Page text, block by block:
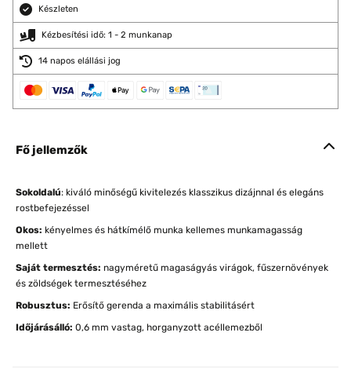
Készleten
Kézbesítési idő: 1 - 2 munkanap
14 napos elállási jog
Fő jellemzők
Sokoldalú: kiváló minőségű kivitelezés klasszikus dizájnnal és elegáns
rostbefejezéssel
Okos: kényelmes és hátkímélő munka kellemes munkamagasság
mellett
Saját termesztés: nagyméretű magaságyás virágok, fűszernövények
és zöldségek termesztéséhez
Robusztus: Erősítő gerenda a maximális stabilitásért
Időjárásálló: 0,6 mm vastag, horganyzott acéllemezből